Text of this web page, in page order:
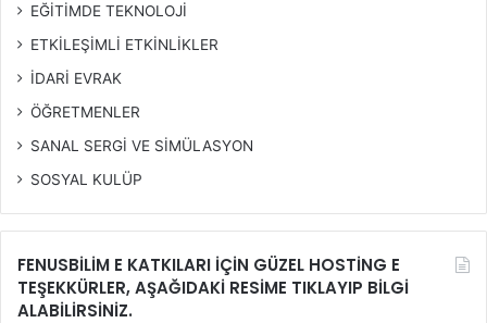
EĞİTİMDE TEKNOLOJİ
ETKİLEŞİMLİ ETKİNLİKLER
İDARİ EVRAK
ÖĞRETMENLER
SANAL SERGİ VE SİMÜLASYON
SOSYAL KULÜP
FENUSBİLİM E KATKILARI İÇİN GÜZEL HOSTİNG E
TEŞEKKÜRLER, AŞAĞIDAKİ RESİME TIKLAYIP BİLGİ
ALABİLİRSİNİZ.